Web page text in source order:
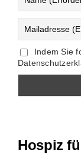
Indem Sie
Hospiz